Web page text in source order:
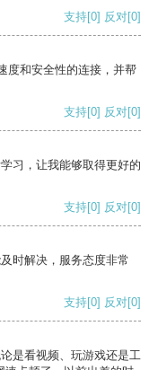
支持[0] 反对[0]
度和安全性的连接，并帮
支持[0] 反对[0]
习，让我能够取得更好的
支持[0] 反对[0]
时解决，服务态度非常
支持[0] 反对[0]
是看视频、玩游戏还是工